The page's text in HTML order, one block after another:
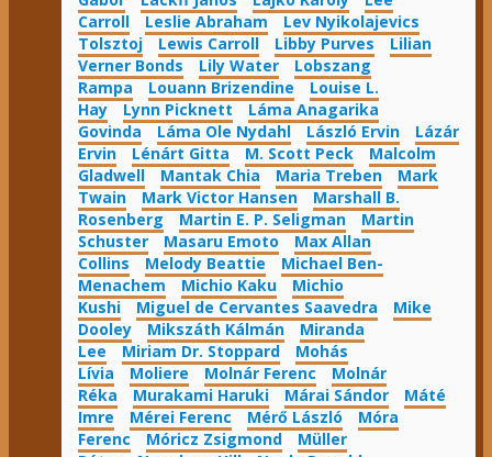
Carroll
Leslie Abraham
Lev Nyikolajevics
Tolsztoj
Lewis Carroll Libby Purves
Lilian
Verner Bonds
Lily Water
Lobszang
Rampa
Louann Brizendine
Louise L.
Hay
Lynn Picknett
Láma Anagarika
Govinda
Láma Ole Nydahl László Ervin
Lázár
Ervin
Lénárt Gitta M. Scott Peck
Malcolm
Gladwell
Mantak Chia Maria Treben
Mark
Twain
Mark Victor Hansen
Marshall B.
Rosenberg
Martin E. P. Seligman
Martin
Schuster
Masaru Emoto
Max Allan
Collins
Melody Beattie
Michael Ben-
Menachem
Michio Kaku
Michio
Kushi
Miguel de Cervantes Saavedra
Mike
Dooley
Mikszáth Kálmán
Miranda
Lee
Miriam Dr. Stoppard
Mohás
Lívia
Moliere Molnár Ferenc
Molnár
Réka
Murakami Haruki Márai Sándor
Máté
Imre
Mérei Ferenc Mérő László
Móra
Ferenc
Móricz Zsigmond
Müller